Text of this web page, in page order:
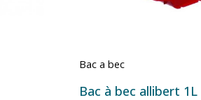
Bac a bec
Bac à bec allibert 1L